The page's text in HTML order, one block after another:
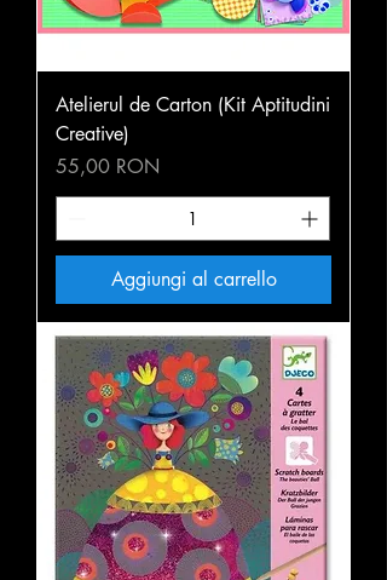
Atelierul de Carton (Kit Aptitudini
Creative)
Prezzo
55,00 RON
Aggiungi al carrello